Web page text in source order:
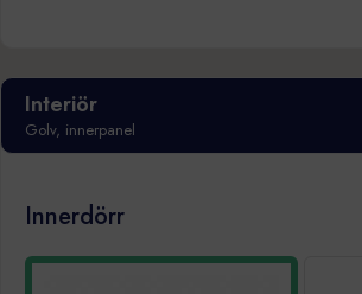
Interiör
Golv, innerpanel
Innerdörr